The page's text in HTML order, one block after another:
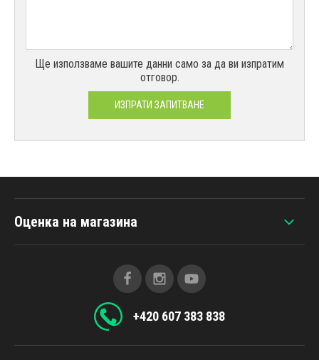
Ще използваме вашите данни само за да ви изпратим
отговор.
ИЗПРАТИ ЗАПИТВАНЕ
Оценка на магазина
+420 607 383 838